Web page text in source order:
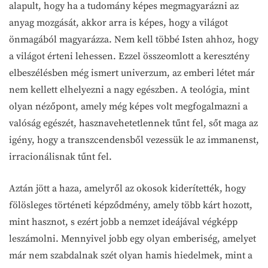
alapult, hogy ha a tudomány képes megmagyarázni az
anyag mozgását, akkor arra is képes, hogy a világot
önmagából magyarázza. Nem kell többé Isten ahhoz, hogy
a világot érteni lehessen. Ezzel összeomlott a keresztény
elbeszélésben még ismert univerzum, az emberi létet már
nem kellett elhelyezni a nagy egészben. A teológia, mint
olyan nézőpont, amely még képes volt megfogalmazni a
valóság egészét, hasznavehetetlennek tűnt fel, sőt maga az
igény, hogy a transzcendensből vezessük le az immanenst,
irracionálisnak tűnt fel.
Aztán jött a haza, amelyről az okosok kiderítették, hogy
fölösleges történeti képződmény, amely több kárt hozott,
mint hasznot, s ezért jobb a nemzet ideájával végképp
leszámolni. Mennyivel jobb egy olyan emberiség, amelyet
már nem szabdalnak szét olyan hamis hiedelmek, mint a